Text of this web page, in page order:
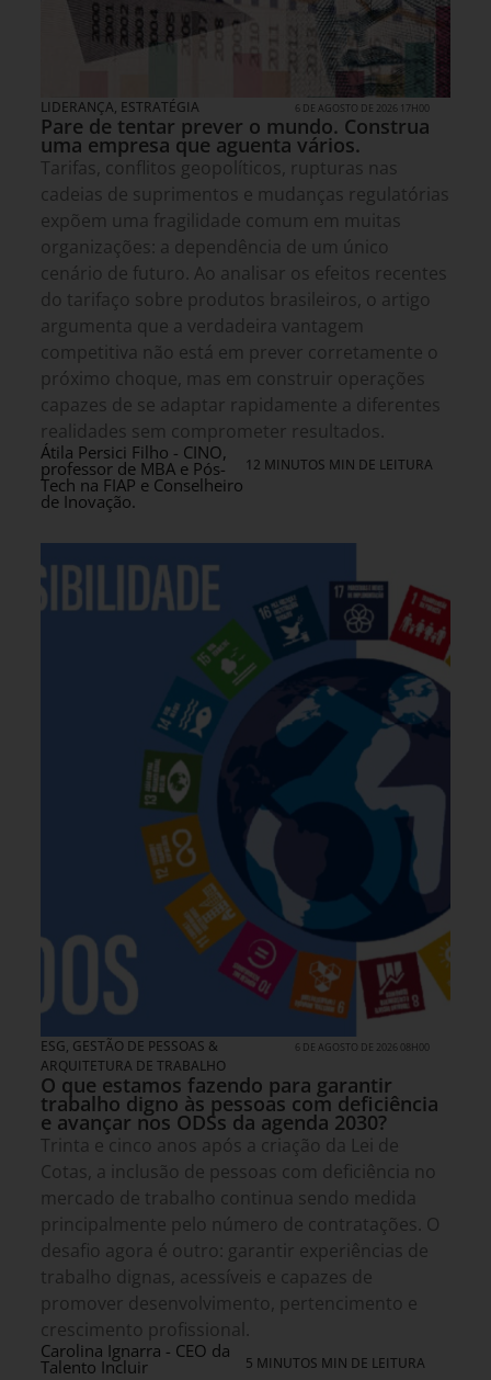
LIDERANÇA, ESTRATÉGIA 6 DE AGOSTO DE 2026 17H00
Pare de tentar prever o mundo. Construa
uma empresa que aguenta vários.
Tarifas, conflitos geopolíticos, rupturas nas
cadeias de suprimentos e mudanças regulatórias
expõem uma fragilidade comum em muitas
organizações: a dependência de um único
cenário de futuro. Ao analisar os efeitos recentes
do tarifaço sobre produtos brasileiros, o artigo
argumenta que a verdadeira vantagem
competitiva não está em prever corretamente o
próximo choque, mas em construir operações
capazes de se adaptar rapidamente a diferentes
realidades sem comprometer resultados.
Átila Persici Filho - CINO,
professor de MBA e Pós-
Tech na FIAP e Conselheiro
de Inovação.
12 MINUTOS MIN DE LEITURA
ESG, GESTÃO DE PESSOAS &
ARQUITETURA DE TRABALHO
6 DE AGOSTO DE 2026 08H00
O que estamos fazendo para garantir
trabalho digno às pessoas com deficiência
e avançar nos ODSs da agenda 2030?
Trinta e cinco anos após a criação da Lei de
Cotas, a inclusão de pessoas com deficiência no
mercado de trabalho continua sendo medida
principalmente pelo número de contratações. O
desafio agora é outro: garantir experiências de
trabalho dignas, acessíveis e capazes de
promover desenvolvimento, pertencimento e
crescimento profissional.
Carolina Ignarra - CEO da
Talento Incluir 5 MINUTOS MIN DE LEITURA